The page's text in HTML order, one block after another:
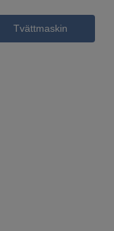
Tvättmaskin